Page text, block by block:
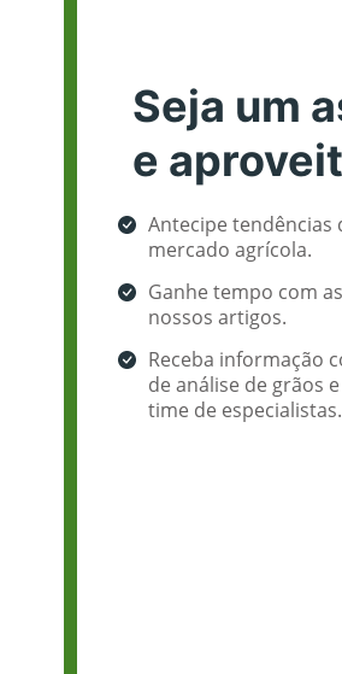
Seja um
e
Antecipe tendências
mercado agrícola.
Ganhe tempo com
nossos artigos.
Receba informação
de análise de grãos
time de especialistas.